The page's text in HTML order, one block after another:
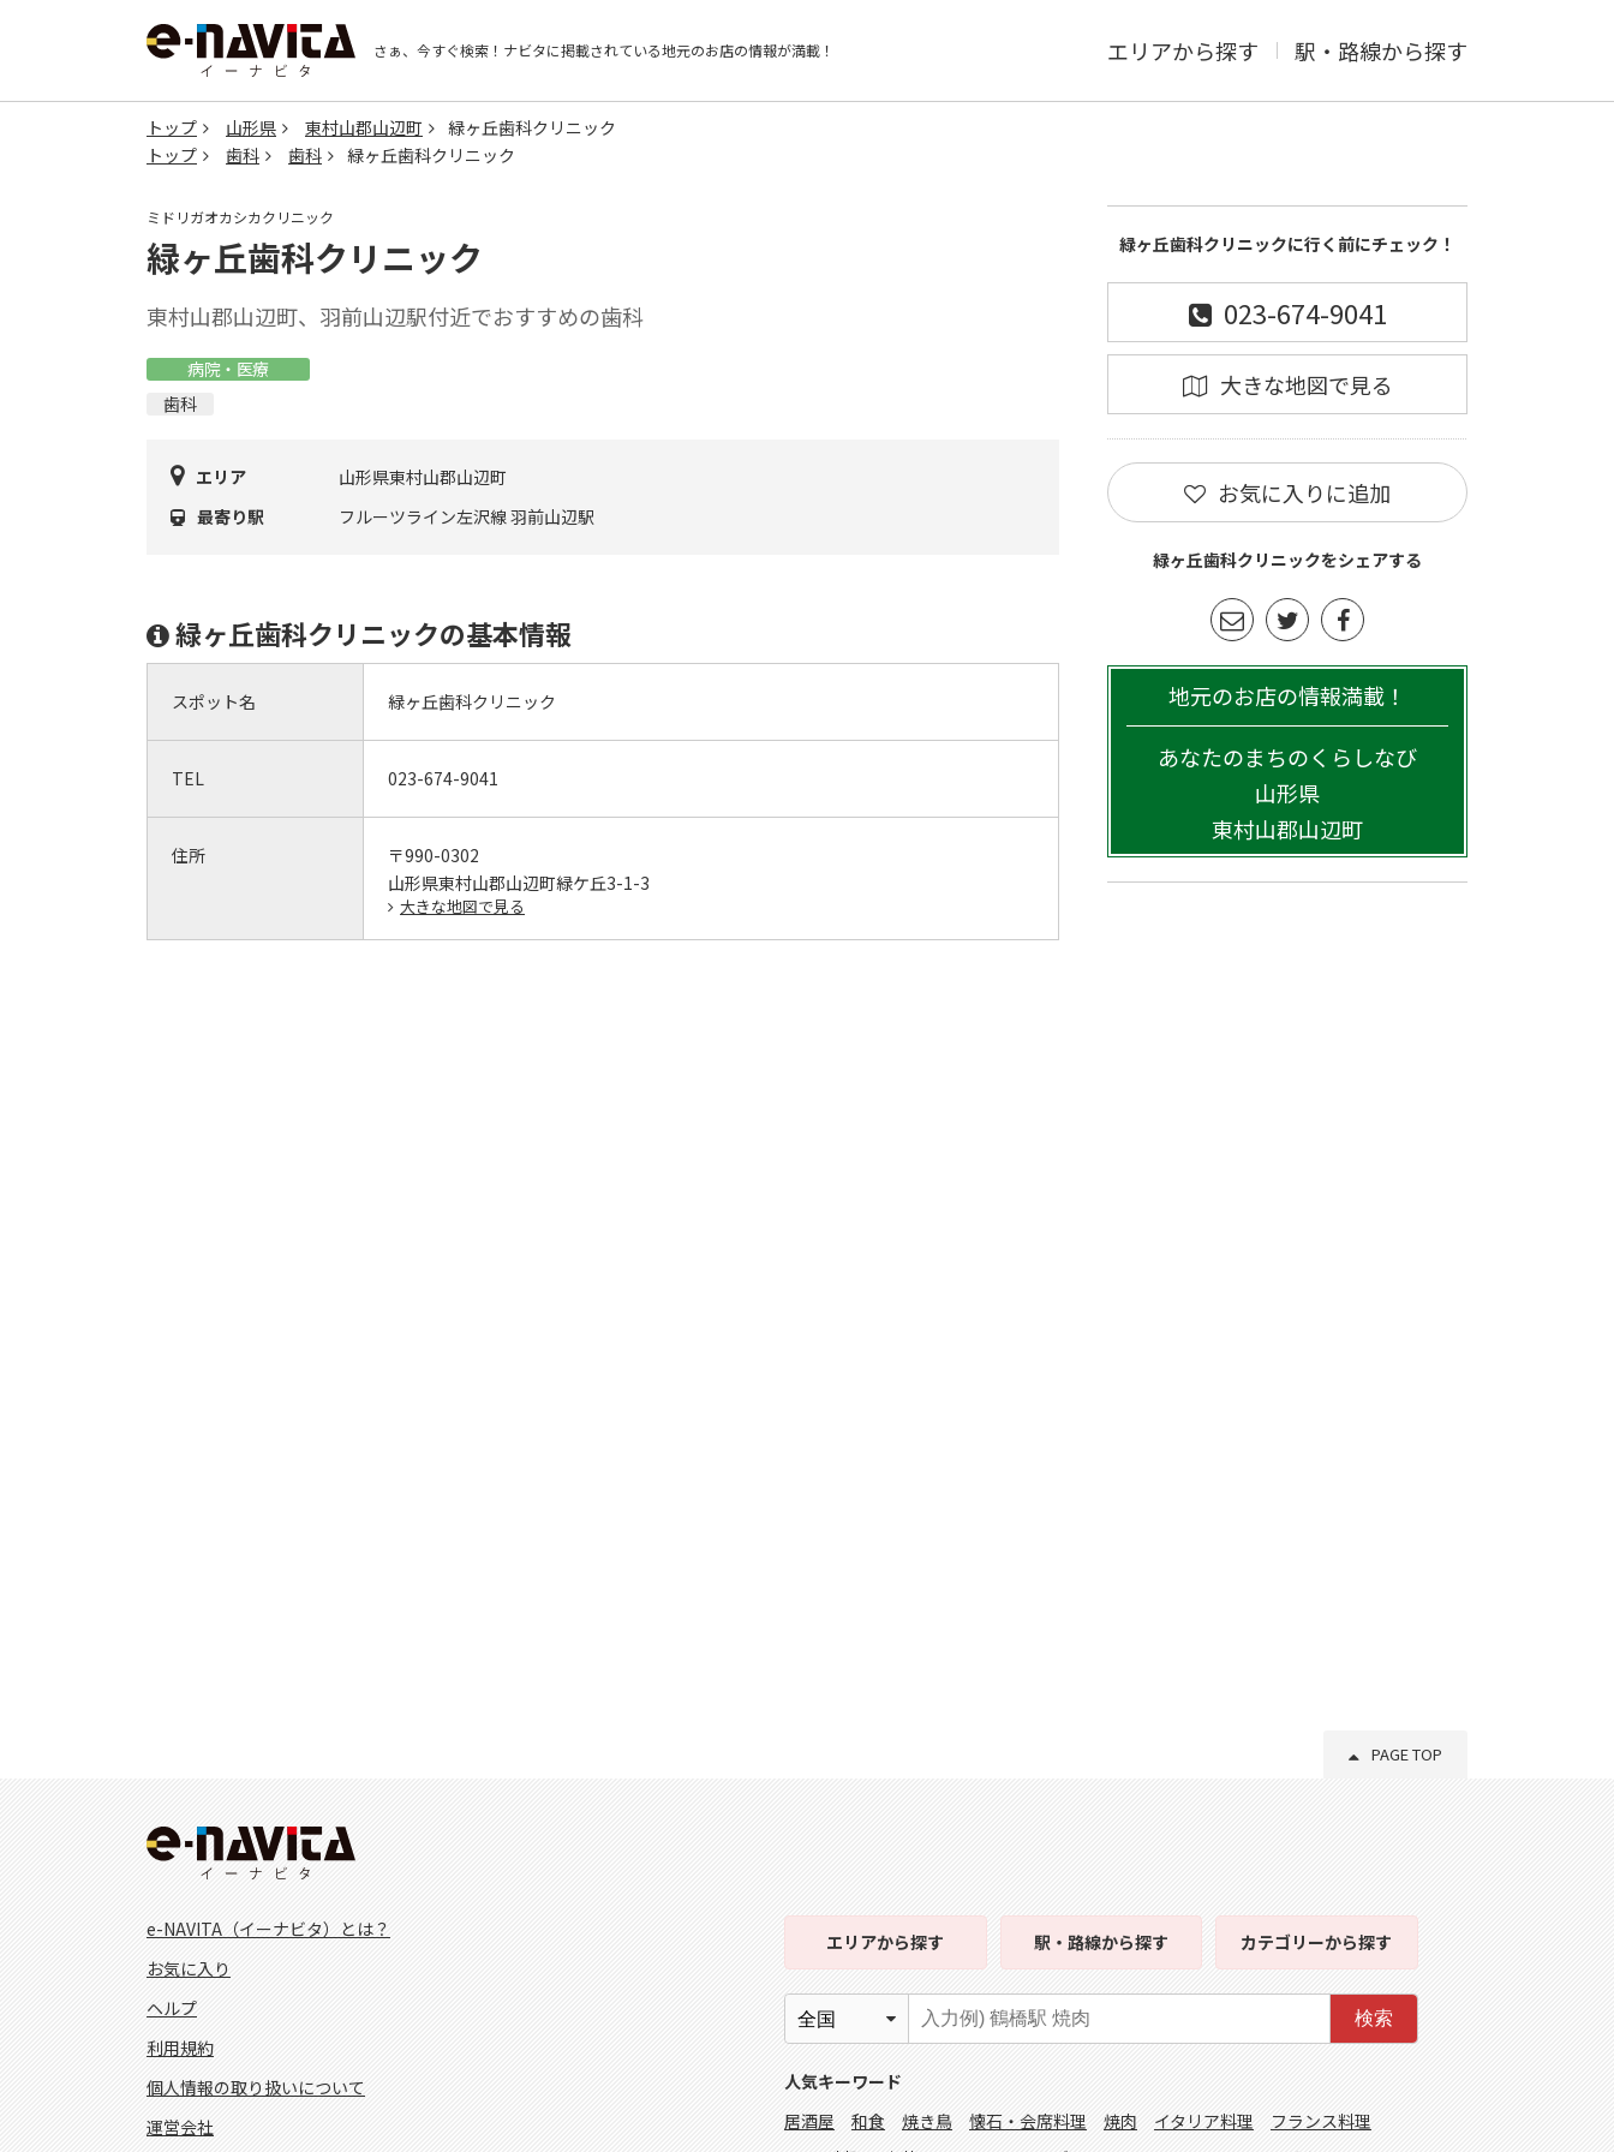
さぁ、今すぐ検索！ ナビタに掲載されている地元のお店の情報が満載！ エリアから探す 駅・路線から探す
トップ 山形県 東村山郡山辺町
緑ヶ丘歯科クリニック
トップ
歯科 歯科 緑ヶ丘歯科クリニック
ミドリガオカシカクリニック
緑ヶ丘歯科クリニック
東村山郡山辺町、羽前山辺駅付近でおすすめの歯科
病院・医療
歯科
エリア
山形県東村山郡山辺町
最寄り駅
フルーツライン左沢線 羽前山辺駅
緑ヶ丘歯科クリニックの基本情報
スポット名 緑ヶ丘歯科クリニック
TEL 023-674-9041
住所
〒990-0302
山形県東村山郡山辺町緑ケ丘3-1-3
大きな地図で見る
緑ヶ丘歯科クリニックに行く前にチェック！
023-674-9041
大きな地図で見る
お気に入りに追加
緑ヶ丘歯科クリニックをシェアする
地元のお店の情報満載！
あなたのまちのくらしなび
山形県
東村山郡山辺町
PAGE TOP
e-NAVITA（イーナビタ）とは？
お気に入り
ヘルプ
利用規約
個人情報の取り扱いについて
運営会社
エリアから探す 駅・路線から探す カテゴリーから探す
検索
人気キーワード
居酒屋
和食 焼き鳥 懐石・会席料理 焼肉 イタリア料理
フランス料理